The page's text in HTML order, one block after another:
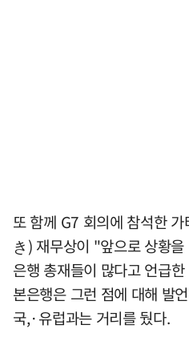
또 함께 G7 회의에 참석한
き) 재무상이 "앞으로 상황
은행 총재들이 많다고 언급
본은행은 그런 점에 대해 발
국,·유럽과는 거리를 뒀다.